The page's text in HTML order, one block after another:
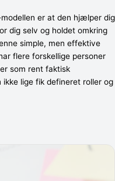
er at den hjælper dig
dig selv og holdet omkring
simple, men effektive
flere forskellige personer
som rent faktisk
ikke lige fik defineret roller og